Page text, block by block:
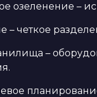
озеленение –
– четкое
–